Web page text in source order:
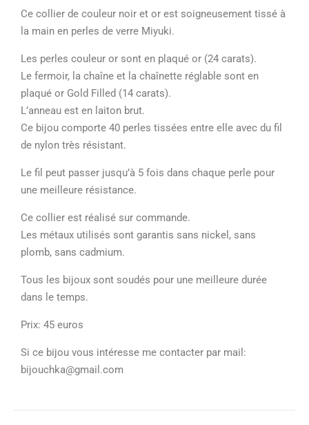
Ce collier de couleur noir et or est soigneusement tissé à
la main en perles de verre Miyuki.
Les perles couleur or sont en plaqué or (24 carats).
Le fermoir, la chaîne et la chaînette réglable sont en
plaqué or Gold Filled (14 carats).
L’anneau est en laiton brut.
Ce bijou comporte 40 perles tissées entre elle avec du fil
de nylon très résistant.
Le fil peut passer jusqu’à 5 fois dans chaque perle pour
une meilleure résistance.
Ce collier est réalisé sur commande.
Les métaux utilisés sont garantis sans nickel, sans
plomb, sans cadmium.
Tous les bijoux sont soudés pour une meilleure durée
dans le temps.
Prix: 45 euros
Si ce bijou vous intéresse me contacter par mail:
bijouchka@gmail.com